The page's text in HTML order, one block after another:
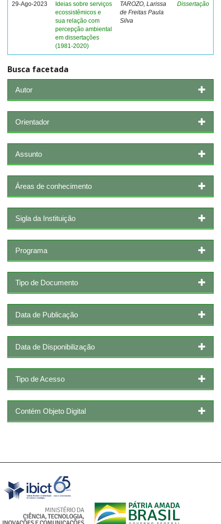
29-Ago-2023
Ideias sobre serviços
ecossistêmicos e
sua relação com
percepção ambiental
em dissertações
(1981-2020)
TAROZO, Larissa
de Freitas Paula
Silva
Dissertação
Busca facetada
Autor
Orientador
Assunto
Áreas de conhecimento
Sigla da Instituição
Programa
Tipo de Documento
Data de Publicação
Data de Disponibilização
Tipo de Acesso
Contém Objeto Digital